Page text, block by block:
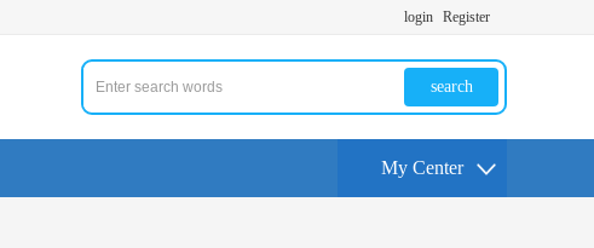
login Register
search
My Center